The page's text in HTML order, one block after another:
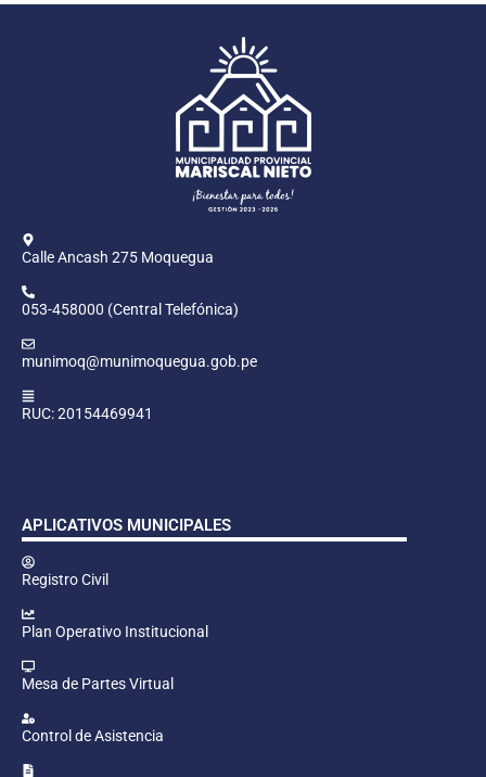
Calle Ancash 275 Moquegua
053-458000 (Central Telefónica)
munimoq@munimoquegua.gob.pe
RUC: 20154469941
APLICATIVOS MUNICIPALES
Registro Civil
Plan Operativo Institucional
Mesa de Partes Virtual
Control de Asistencia